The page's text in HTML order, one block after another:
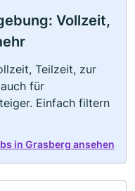
Vollzeit,
Teilzeit, zur
für
Einfach filtern
in Grasberg ansehen